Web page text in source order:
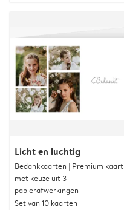
Licht en luchtig
Bedankkaarten | Premium kaart
met keuze uit 3
papierafwerkingen
Set van 10 kaarten